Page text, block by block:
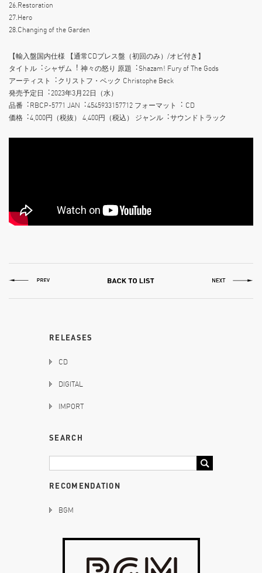
26.Restoration
27.Hero
28.Changing of the Garden
【輸入盤国内仕様 【通常CDプレス盤（初回のみ）/オビ付き】
タイトル︓シャザム︕ 神々の怒り 原題︓Shazam! Fury of The Gods
アーティスト︓クリストフ・ベック Christophe Beck
発売予定⽇︓2023年3月22日（水）
品番︓RBCP-5771 JAN︓4545933157712 フォーマット︓ CD
価格︓4,000円（税抜） 4,400円（税込） ジャンル︓サウンドトラック
RELEASES
CD
DIGITAL
IMPORT
SEARCH
RECOMENDATION
BGM